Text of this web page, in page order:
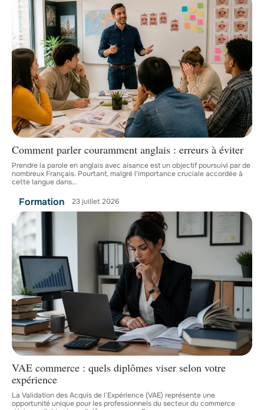
Comment parler couramment anglais : erreurs à éviter
Prendre la parole en anglais avec aisance est un objectif poursuivi par de
nombreux Français. Pourtant, malgré l'importance cruciale accordée à
cette langue dans…
Formation 23 juillet 2026
VAE commerce : quels diplômes viser selon votre
expérience
La Validation des Acquis de l'Expérience (VAE) représente une
opportunité unique pour les professionnels du secteur du commerce